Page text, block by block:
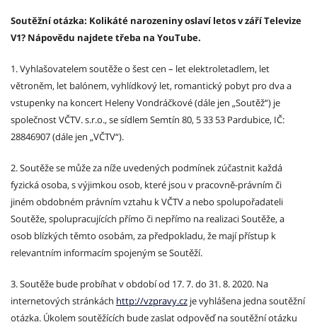
Soutěžní otázka: Kolikáté narozeniny oslaví letos v září Televize
V1? Nápovědu najdete třeba na YouTube.
1. Vyhlašovatelem soutěže o šest cen – let elektroletadlem, let
větroněm, let balónem, vyhlídkový let, romantický pobyt pro dva a
vstupenky na koncert Heleny Vondráčkové (dále jen „Soutěž“) je
společnost VČTV. s.r.o., se sídlem Semtín 80, 5 33 53 Pardubice, IČ:
28846907 (dále jen „VČTV“).
2. Soutěže se může za níže uvedených podmínek zúčastnit každá
fyzická osoba, s výjimkou osob, které jsou v pracovně-právním či
jiném obdobném právním vztahu k VČTV a nebo spolupořadateli
Soutěže, spolupracujících přímo či nepřímo na realizaci Soutěže, a
osob blízkých těmto osobám, za předpokladu, že mají přístup k
relevantním informacím spojeným se Soutěží.
3. Soutěže bude probíhat v období od 17. 7. do 31. 8. 2020. Na
internetových stránkách http://vzpravy.cz je vyhlášena jedna soutěžní
otázka. Úkolem soutěžících bude zaslat odpověď na soutěžní otázku